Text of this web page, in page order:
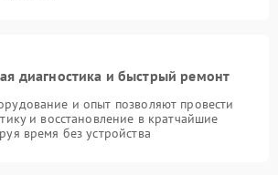
диагностика и быстрый ремонт
и опыт позволяют провести
и восстановление в кратчайшие
время без устройства